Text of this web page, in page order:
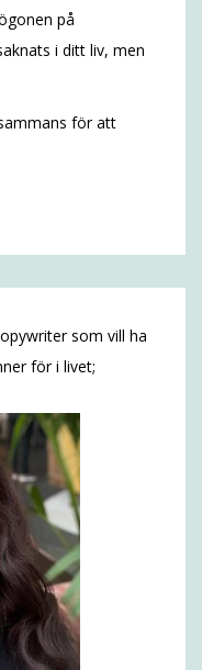
på
i ditt liv, men
för att
som vill ha
för i livet;